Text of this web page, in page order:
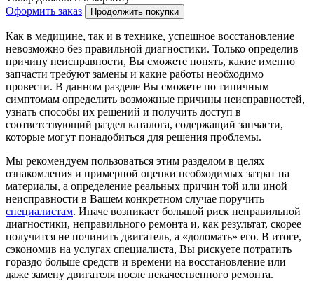
Оформить заказ
Продолжить покупки
Как в медицине, так и в технике, успешное восстановление
невозможно без правильной диагностики. Только определив
причину неисправности, Вы сможете понять, какие именно
запчасти требуют замены и какие работы необходимо
провести. В данном разделе Вы сможете по типичным
симптомам определить возможные причины неисправностей,
узнать способы их решений и получить доступ в
соответствующий раздел каталога, содержащий запчасти,
которые могут понадобиться для решения проблемы.
Мы рекомендуем пользоваться этим разделом в целях
ознакомления и примерной оценки необходимых затрат на
материалы, а определение реальных причин той или иной
неисправности в Вашем конкретном случае поручить
специалистам. Иначе возникает большой риск неправильной
диагностики, неправильного ремонта и, как результат, скорее
получится не починить двигатель, а «доломать» его. В итоге,
сэкономив на услугах специалиста, Вы рискуете потратить
гораздо больше средств и времени на восстановление или
даже замену двигателя после некачественного ремонта.